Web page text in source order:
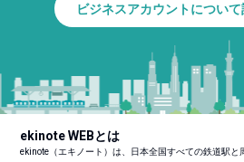
ビジネスアカウントについ
ekinote WEBとは
ekinote（エキノート）は、日本全国すべての鉄道駅